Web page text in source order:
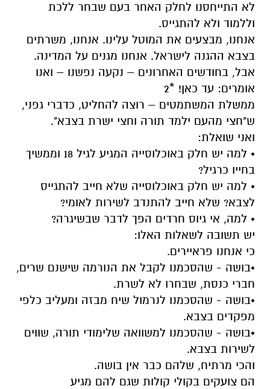
לא התייחסנו לחלק האחר בעם שבחר ללכת
וללמוד ולא להתגייס.
אנחנו, מבצעים את המוטל עלינו. אנחנו, משרתים
בצבא ההגנה לישראל. אנחנו מגנים על המדינה.
אבל, בחודשים האחרונים – נקעה נפשנו – ואנו
אומרים: עד כאן! *2
ממשלת המשתמטים – רוצה להחליט, כדברי גפני,
ש"חצי מהעם ילמד תורה וחצי ישרת בצבא".
ואני שואלת:
• למה יש חלק באוכלוסייה המגיע לגיל 18 וממשיך
בחייו כרגיל?
• למה יש חלק באוכלוסייה שלא חייב להתגייס
לצבא? שלא חייב להתנדב לשירות לאומי?
• למה, אי גיוס חרדים הפך לדבר שבשיגרה?
יש תשובה לשאלות האלו:
כי אנחנו פראיירים.
•​בושה - שהסכמנו לקבל את הנורמה שישנם שרים,
חברי כנסת, שבחרו לא לשרת.
•​בושה - שהסכמנו לנרמול שיח מבזה ומעליב כלפי
מפקדים בצבא.
•​בושה - שהסכמנו למשוואה שלימודי תורה, שווים
לשירות בצבא.
והכי מרתיח, שלהם כבר אין בושה.
הם צועקים בקולי קולות שגם להם מגיע